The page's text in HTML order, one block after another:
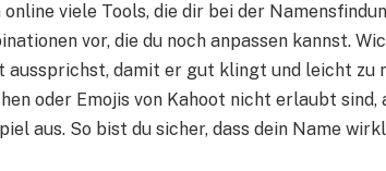
viele Tools, die dir bei der
vor, die du noch anpassen kannst.
aussprichst, damit er gut klingt und leicht zu
oder Emojis von Kahoot nicht erlaubt
aus. So bist du sicher, dass dein Name